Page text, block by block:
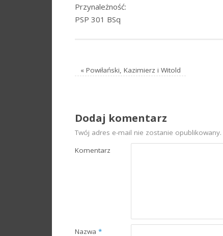
Przynależność:
PSP 301 BSq
«Powiłański, Kazimierz i Witold
Dodaj komentarz
Twój adres e-mail nie zostanie opublikowany.
Komentarz
Nazwa *